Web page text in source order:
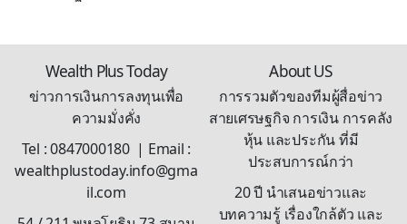
Wealth Plus Today
ข่าวการเงินการลงทุนเพื่อ
ความมั่งคั่ง
Tel : 0847000180 | Email :
wealthplustoday.info@gma
il.com
About US
การรวมตัวของทีมผู้สื่อข่าว
สายเศรษฐกิจ การเงิน การคลัง
หุ้น และประกัน ที่มี
ประสบการณ์กว่า
20 ปี นำเสนอข่าวและ
บทความรู้ เรื่องใกล้ตัว และ